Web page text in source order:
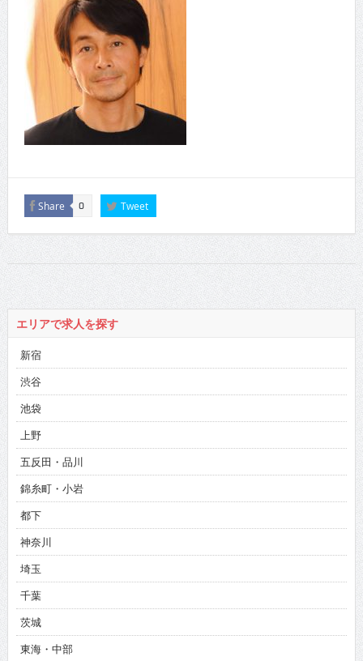
Share 0 Tweet
エリアで求人を探す
新宿
渋谷
池袋
上野
五反田・品川
錦糸町・小岩
都下
神奈川
埼玉
千葉
茨城
東海・中部